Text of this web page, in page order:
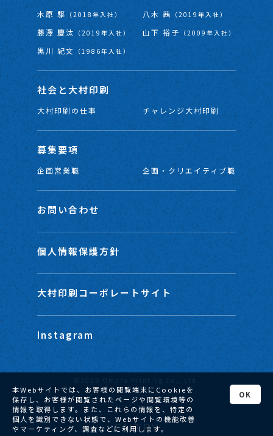
ENTRY
木原 駆 （2018年入社） 八木 茜 （2019年入社）
藤澤 慶汰 （2019年入社） 山下 裕子 （2009年入社）
黒川 紀文 （1986年入社）
社会と大村印刷
大村印刷の仕事 チャレンジ大村印刷
募集要項
企画営業職 企画・クリエイティブ職
お問い合わせ
個人情報保護方針
大村印刷コーポレートサイト
Instagram
©2026 Omura Printing Co., Ltd.
本Webサイトでは、お客様の閲覧端末にCookieを
保存し、お客様が閲覧されたページや閲覧環境等の
情報を取得します。また、これらの情報を、特定の
個人を識別できない状態で、Webサイトの機能改善
やマーケティング、調査などに利用します。
OK